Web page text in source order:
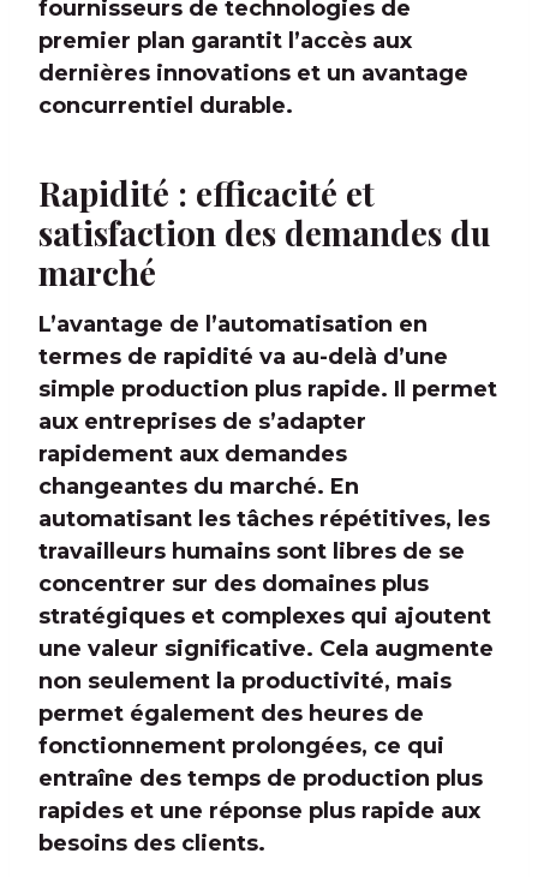
fournisseurs de technologies de
premier plan garantit l’accès aux
dernières innovations et un avantage
concurrentiel durable.
Rapidité : efficacité et
satisfaction des demandes du
marché
L’avantage de l’automatisation en
termes de rapidité va au-delà d’une
simple production plus rapide. Il permet
aux entreprises de s’adapter
rapidement aux demandes
changeantes du marché. En
automatisant les tâches répétitives, les
travailleurs humains sont libres de se
concentrer sur des domaines plus
stratégiques et complexes qui ajoutent
une valeur significative. Cela augmente
non seulement la productivité, mais
permet également des heures de
fonctionnement prolongées, ce qui
entraîne des temps de production plus
rapides et une réponse plus rapide aux
besoins des clients.